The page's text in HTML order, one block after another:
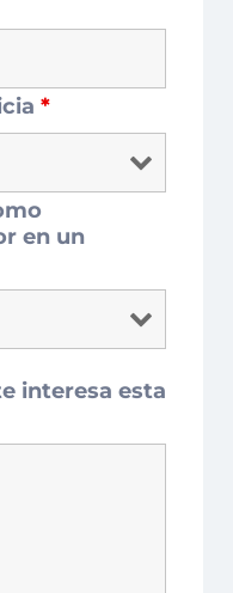
*
en un
interesa esta